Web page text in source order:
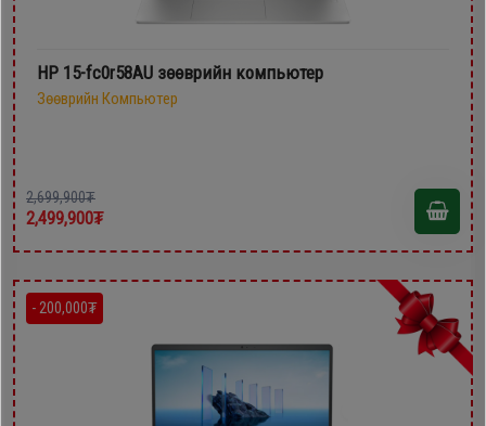
HP 15-fc0r58AU зөөврийн компьютер
Зөөврийн Компьютер
2,699,900₮
2,499,900₮
- 200,000₮